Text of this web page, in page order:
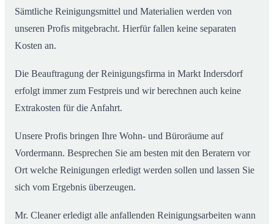
Sämtliche Reinigungsmittel und Materialien werden von
unseren Profis mitgebracht. Hierfür fallen keine separaten
Kosten an.
Die Beauftragung der Reinigungsfirma in Markt Indersdorf
erfolgt immer zum Festpreis und wir berechnen auch keine
Extrakosten für die Anfahrt.
Unsere Profis bringen Ihre Wohn- und Büroräume auf
Vordermann. Besprechen Sie am besten mit den Beratern vor
Ort welche Reinigungen erledigt werden sollen und lassen Sie
sich vom Ergebnis überzeugen.
Mr. Cleaner erledigt alle anfallenden Reinigungsarbeiten wann